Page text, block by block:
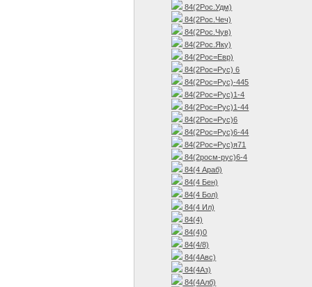
84(2Рос.Удм)
84(2Рос.Чеч)
84(2Рос.Чув)
84(2Рос.Яку)
84(2Рос=Евр)
84(2Рос=Рус) 6
84(2Рос=Рус)-445
84(2Рос=Рус)1-4
84(2Рос=Рус)1-44
84(2Рос=Рус)6
84(2Рос=Рус)6-44
84(2Рос=Рус)я71
84(2росм-рус)6-4
84(4 Араб)
84(4 Бен)
84(4 Бол)
84(4 Ил)
84(4)
84(4)0
84(4/8)
84(4Авс)
84(4Аз)
84(4Алб)